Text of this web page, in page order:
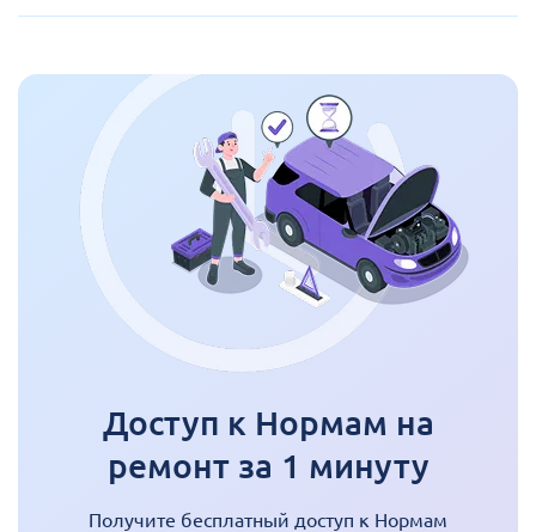
Доступ к Нормам на
ремонт за 1 минуту
Получите бесплатный доступ к Нормам